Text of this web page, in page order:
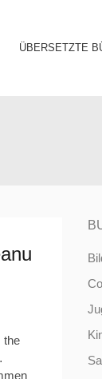
ÜBERSETZTE
the